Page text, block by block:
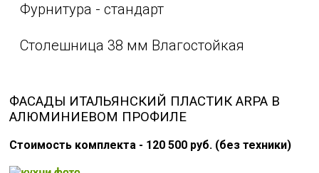
Фурнитура - стандарт
Столешница 38 мм Влагостойкая
ФАСАДЫ ИТАЛЬЯНСКИЙ ПЛАСТИК ARPA В
АЛЮМИНИЕВОМ ПРОФИЛЕ
Стоимость комплекта - 120 500 руб. (без техники)